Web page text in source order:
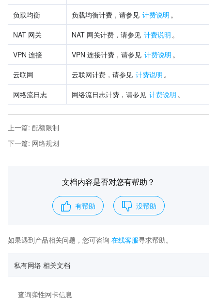
负载均衡 负载均衡计费，请参见 计费说明 。
NAT 网关 NAT 网关计费，请参见 计费说明 。
VPN 连接 VPN 连接计费，请参见 计费说明 。
云联网 云联网计费，请参见 计费说明 。
网络流日志 网络流日志计费，请参见 计费说明 。
上一篇: 配额限制
下一篇: 网络规划
文档内容是否对您有帮助？
有帮助 没帮助
如果遇到产品相关问题，您可咨询 在线客服寻求帮助。
私有网络 相关文档
查询弹性网卡信息